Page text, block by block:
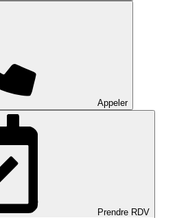
Appeler
Prendre RDV